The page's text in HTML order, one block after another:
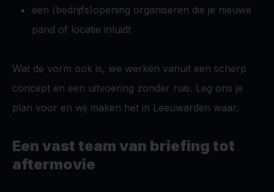
een (bedrijfs)opening organiseren die je nieuwe
pand of locatie inluidt
Wat de vorm ook is, we werken vanuit een scherp
concept en een uitvoering zonder ruis. Leg ons je
plan voor en wij maken het in Leeuwarden waar.
Een vast team van briefing tot
aftermovie